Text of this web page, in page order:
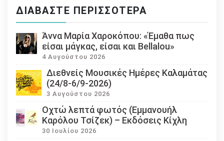
ΔΙΑΒΆΣΤΕ ΠΕΡΙΣΣΌΤΕΡΑ
Άννα Μαρία Χαροκόπου: «Έμαθα πως
είσαι μάγκας, είσαι και Bellalou»
4 Αυγούστου 2026
Διεθνείς Μουσικές Ημέρες Καλαμάτας
(24/8-6/9-2026)
3 Αυγούστου 2026
Οχτώ λεπτά φωτός (Εμμανουήλ
Καρόλου Τσίζεκ) – Εκδόσεις Κίχλη
30 Ιουλίου 2026